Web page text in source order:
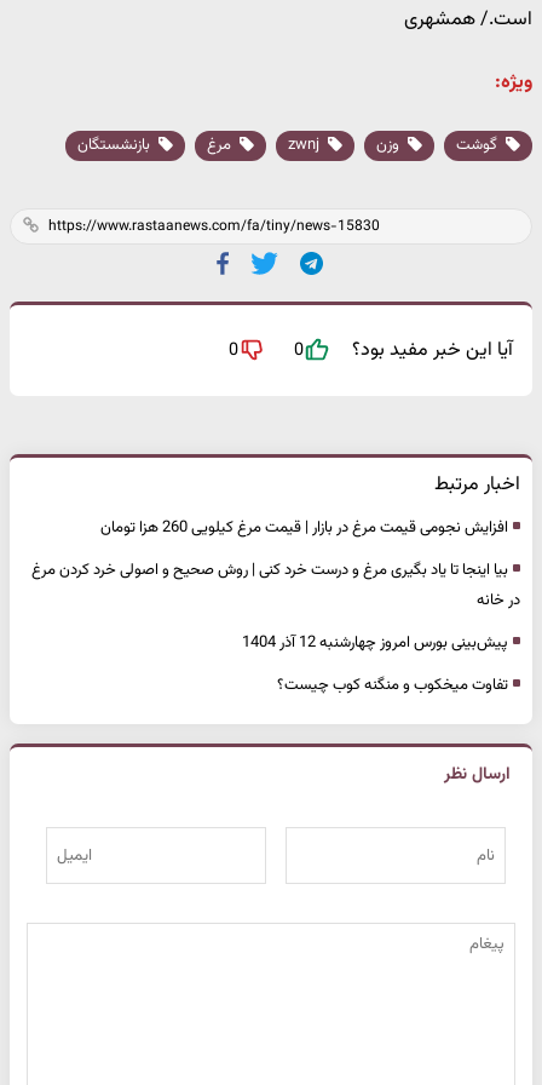
است./ همشهری
ویژه:
گوشت وزن مرغ بازنشستگان
آیا این خبر مفید بود؟ 0
0
اخبار مرتبط
افزایش نجومی قیمت مرغ در بازار | قیمت مرغ کیلویی 260 هزا تومان
بیا اینجا تا یاد بگیری مرغ و درست خرد کنی | روش صحیح و اصولی خرد کردن مرغ
در خانه
پیش‌بینی بورس امروز چهارشنبه 12 آذر 1404
تفاوت میخکوب و منگنه کوب چیست؟
ارسال نظر